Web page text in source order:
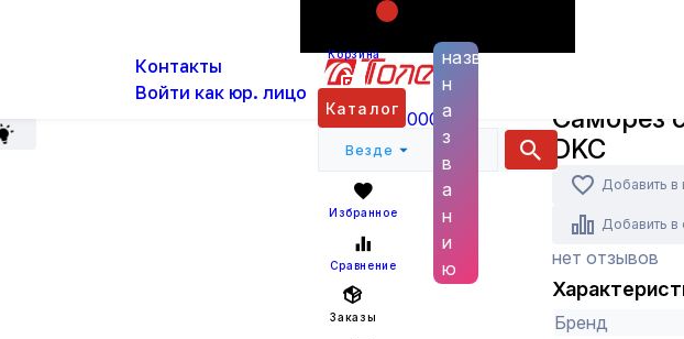
Контакты
Войти как юр. лицо
Корзина
+7 (800) 6000 600
Каталог
Везде
названию
н
а
з
в
а
н
и
ю
Избранное
Сравнение
Заказы
Каталог Кабельная арматура
Саморез
DKC
Добавить в
Добавить в
нет отзывов
Бренд